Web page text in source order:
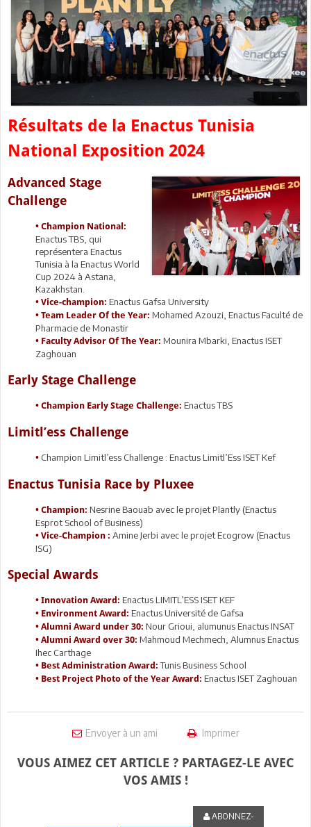
Résultats de la Enactus Tunisia
National Exposition 2024
Advanced Stage
Challenge
• Champion National:
Enactus TBS, qui
représentera Enactus
Tunisia à la Enactus World
Cup 2024 à Astana,
Kazakhstan.
• Vice-champion: Enactus Gafsa University
• Team Leader Of the Year: Mohamed Azouzi, Enactus Faculté de
Pharmacie de Monastir
• Faculty Advisor Of The Year: Mounira Mbarki, Enactus ISET
Zaghouan
Early Stage Challenge
• Champion Early Stage Challenge: Enactus TBS
Limitl’ess Challenge
• Champion Limitl’ess Challenge : Enactus Limitl’Ess ISET Kef
Enactus Tunisia Race by Pluxee
• Champion: Nesrine Baouab avec le projet Plantly (Enactus
Esprot School of Business)
• Vice-Champion : Amine Jerbi avec le projet Ecogrow (Enactus
ISG)
Special Awards
• Innovation Award: Enactus LIMITL’ESS ISET KEF
• Environment Award: Enactus Université de Gafsa
• Alumni Award under 30: Nour Grioui, alumunus Enactus INSAT
• Alumni Award over 30: Mahmoud Mechmech, Alumnus Enactus
Ihec Carthage
• Best Administration Award: Tunis Business School
• Best Project Photo of the Year Award: Enactus ISET Zaghouan
Envoyer à un ami Imprimer
VOUS AIMEZ CET ARTICLE ? PARTAGEZ-LE AVEC
VOS AMIS !
ABONNEZ-